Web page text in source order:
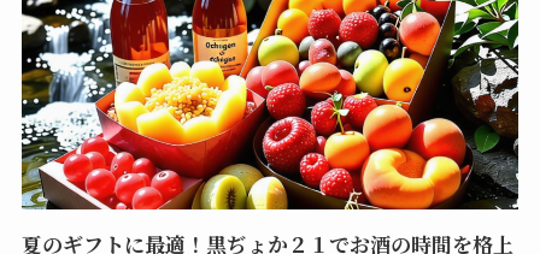
夏のギフトに最適！黒ぢょか２１でお酒の時間を格上